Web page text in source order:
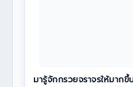
มารู้จักกรวยจราจรให้มากขึ้